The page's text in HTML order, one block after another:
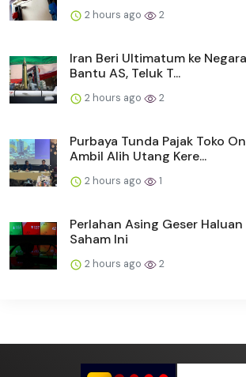
2 hours ago 2
Iran Beri Ultimatum ke
Bantu AS, Teluk T...
2 hours ago 2
Purbaya Tunda Pajak Toko
Ambil Alih Utang Kere...
2 hours ago 1
Perlahan Asing Geser
Saham Ini
2 hours ago 2